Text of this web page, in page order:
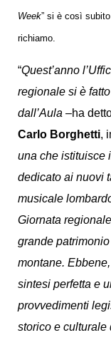
Week” si è così
richiamo.
“Quest’anno
regionale si è
dall’Aula –ha
Carlo Borghetti,
una che istituisce
dedicato ai nuovi
musicale
Giornata
grande
montane.
sintesi perfetta e
provvedimenti
storico e